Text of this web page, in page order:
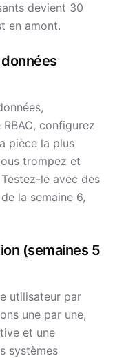
devient 30
en amont.
configurez
pièce la plus
trompez et
le avec des
la semaine 6,
(semaines 5
utilisateur par
une par une,
et une
systèmes